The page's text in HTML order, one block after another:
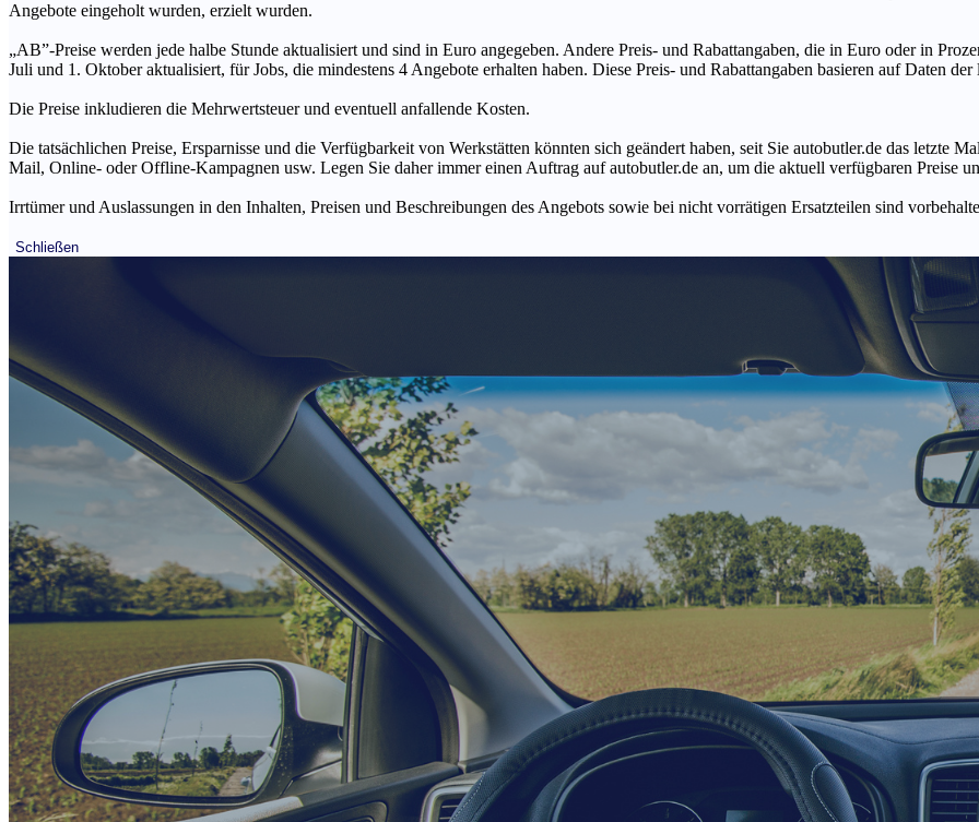
Angebote eingeholt wurden, erzielt wurden.
„AB”-Preise werden jede halbe Stunde aktualisiert und sind in Euro angegeben. Andere Preis- und Rabattangaben, die in Euro oder in
Juli und 1. Oktober aktualisiert, für Jobs, die mindestens 4 Angebote erhalten haben. Diese Preis- und Rabattangaben basieren auf Daten
Die Preise inkludieren die Mehrwertsteuer und eventuell anfallende Kosten.
Die tatsächlichen Preise, Ersparnisse und die Verfügbarkeit von Werkstätten könnten sich geändert haben, seit Sie autobutler.de das letzte
Mail, Online- oder Offline-Kampagnen usw. Legen Sie daher immer einen Auftrag auf autobutler.de an, um die aktuell verfügbaren Preise
Irrtümer und Auslassungen in den Inhalten, Preisen und Beschreibungen des Angebots sowie bei nicht vorrätigen Ersatzteilen sind
Schließen